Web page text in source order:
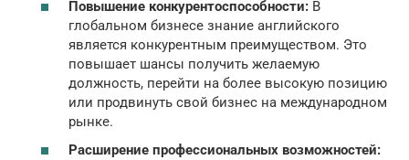
Повышение конкурентоспособности: В
глобальном бизнесе знание английского
является конкурентным преимуществом. Это
повышает шансы получить желаемую
должность, перейти на более высокую позицию
или продвинуть свой бизнес на международном
рынке.
Расширение профессиональных возможностей: